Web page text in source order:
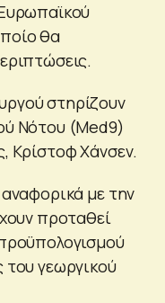
θα
στηρίζουν
Νότου (Med9)
Κρίστοφ Χάνσεν.
με την
προταθεί
γεωργικού